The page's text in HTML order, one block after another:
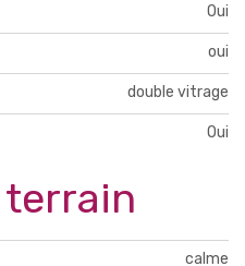
Oui
oui
double vitrage
Oui
calme